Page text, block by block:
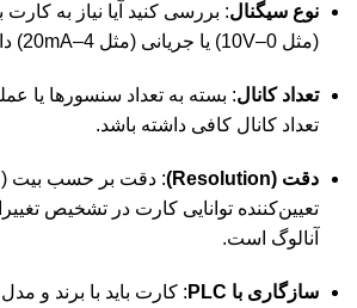
نوع سیگنال: بررسی کنید آیا نیاز به
(مثل 0–10V) یا جریانی (مثل 4–20mA) دارید.
تعداد کانال: بسته به تعداد سنسورها یا
تعداد کانال کافی داشته باشد.
دقت (Resolution)
تعیین‌کننده توانایی کارت در تشخیص
آنالوگ است.
سازگاری با PLC